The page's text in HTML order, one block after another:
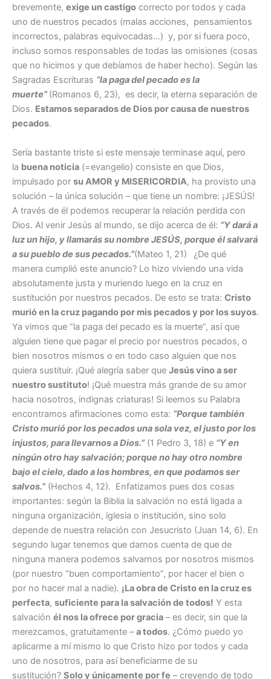
brevemente, exige un castigo correcto por todos y cada
uno de nuestros pecados (malas acciones, pensamientos
incorrectos, palabras equivocadas…) y, por si fuera poco,
incluso somos responsables de todas las omisiones (cosas
que no hicimos y que debíamos de haber hecho). Según las
Sagradas Escrituras “la paga del pecado es la
muerte”(Romanos 6, 23), es decir, la eterna separación de
Dios. Estamos separados de Dios por causa de nuestros
pecados.
Sería bastante triste si este mensaje terminase aquí, pero
la buena noticia (=evangelio) consiste en que Dios,
impulsado por su AMOR y MISERICORDIA, ha provisto una
solución – la única solución – que tiene un nombre: ¡JESÚS!
A través de él podemos recuperar la relación perdida con
Dios. Al venir Jesús al mundo, se dijo acerca de él: “Y dará a
luz un hijo, y llamarás su nombre JESÚS, porque él salvará
a su pueblo de sus pecados.”(Mateo 1, 21)
¿De qué
manera cumplió este anuncio? Lo hizo viviendo una vida
absolutamente justa y muriendo luego en la cruz en
sustitución por nuestros pecados. De esto se trata: Cristo
murió en la cruz pagando por mis pecados y por los suyos.
Ya vimos que “la paga del pecado es la muerte”, así que
alguien tiene que pagar el precio por nuestros pecados, o
bien nosotros mismos o en todo caso alguien que nos
quiera sustituir. ¡Qué alegría saber que Jesús vino a ser
nuestro sustituto! ¡Qué muestra más grande de su amor
hacia nosotros, indignas criaturas! Si leemos su Palabra
encontramos afirmaciones como esta: “Porque también
Cristo murió por los pecados una sola vez, el justo por los
injustos, para llevarnos a Dios.”(1 Pedro 3, 18) e “Y en
ningún otro hay salvación; porque no hayotro nombre
bajo el cielo, dado a los hombres, en que podamos ser
salvos.”(Hechos 4, 12). Enfatizamos pues dos cosas
importantes: según la Biblia la salvación no está ligada a
ninguna organización, iglesia o institución, sino solo
depende de nuestra relación con Jesucristo (Juan 14, 6). En
segundo lugar tenemos que darnos cuenta de que de
ninguna manera podemos salvarnos por nosotros mismos
(por nuestro “buen comportamiento”, por hacer el bien o
por no hacer mal a nadie). ¡La obra de Cristo en la cruz es
perfecta, suficiente para la salvación de todos! Y esta
salvación él nos la ofrece por gracia – es decir, sin que la
merezcamos, gratuitamente –a todos. ¿Cómo puedo yo
aplicarme a mí mismo lo que Cristo hizo por todos y cada
uno de nosotros, para así beneficiarme de su
sustitución? Solo y únicamente por fe – creyendo de todo